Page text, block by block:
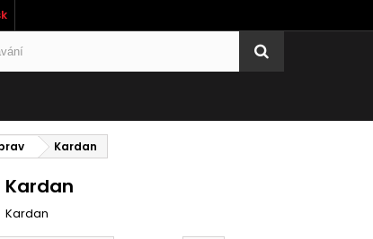
Kardan
Kardan
Kardan